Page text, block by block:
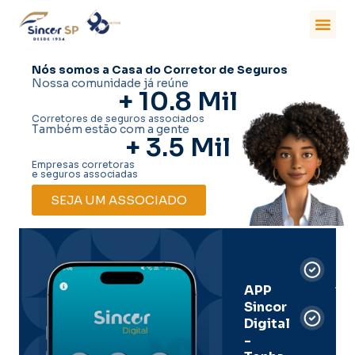
Nós somos a Casa do Corretor de Seguros
Nossa comunidade já reúne
+ 10.8 Mil
Corretores de seguros associados
Também estão com a gente
+ 3.5 Mil
Empresas corretoras
e seguros associadas
SEJA UM ASSOCIADO
APP
Sincor
Digital
-